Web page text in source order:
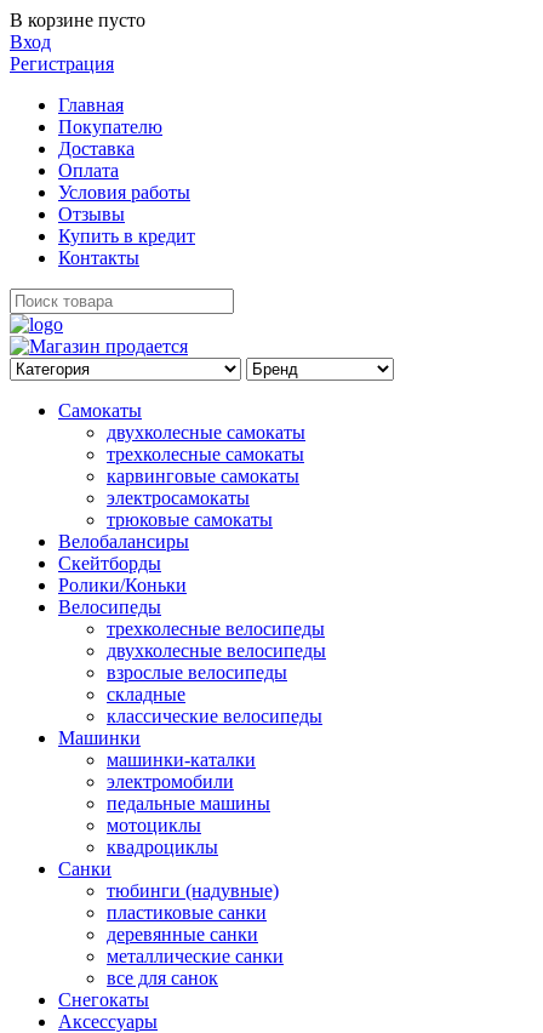
В корзине пусто
Вход
Регистрация
Главная
Покупателю
Доставка
Оплата
Условия работы
Отзывы
Купить в кредит
Контакты
Самокаты
двухколесные самокаты
трехколесные самокаты
карвинговые самокаты
электросамокаты
трюковые самокаты
Велобалансиры
Скейтборды
Ролики/Коньки
Велосипеды
трехколесные велосипеды
двухколесные велосипеды
взрослые велосипеды
складные
классические велосипеды
Машинки
машинки-каталки
электромобили
педальные машины
мотоциклы
квадроциклы
Санки
тюбинги (надувные)
пластиковые санки
деревянные санки
металлические санки
все для санок
Снегокаты
Аксессуары